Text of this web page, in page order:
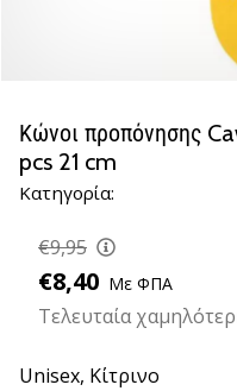
Accelerate
NITRO
SQD
5!
τις
τεχνικές
αναβαθμίσεις
Κώνοι προπόνησης
pcs 21 cm
Κατηγορία:
€9,95
€8,40 Με ΦΠΑ
Τελευταία
Unisex, Κίτρινο